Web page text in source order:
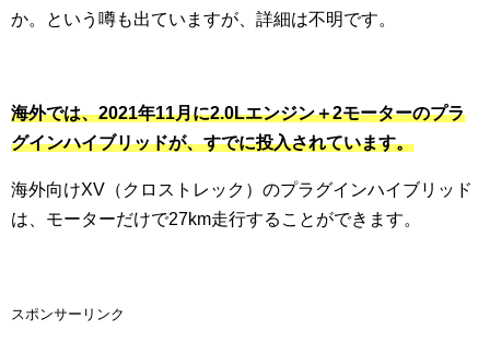
か。という噂も出ていますが、詳細は不明です。
海外では、2021年11月に2.0Lエンジン＋2モーターのプラ
グインハイブリッドが、すでに投入されています。
海外向けXV（クロストレック）のプラグインハイブリッド
は、モーターだけで27km走行することができます。
スポンサーリンク